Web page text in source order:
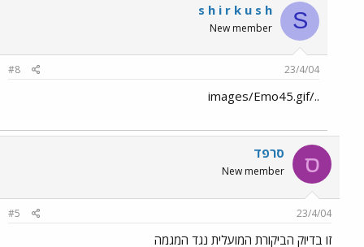
S
s h i r k u s h
New member
23/4/04
#8
../images/Emo45.gif
ס סרפד
New member
23/4/04
#5
זו בדיוק הביקורת המועלית נגד המגמה